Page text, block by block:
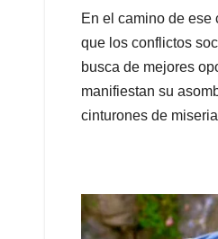
En el camino de
que los conflictos
busca de mejores
manifiestan su
cinturones de